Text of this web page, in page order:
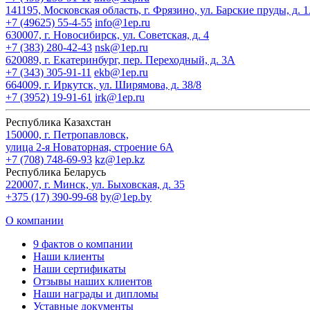
141195, Московская область, г. Фрязино, ул. Барские пруды, д.
+7 (49625) 55-4-55 info@1ep.ru
630007, г. Новосибирск, ул. Советская, д. 4
+7 (383) 280-42-43 nsk@1ep.ru
620089, г. Екатеринбург, пер. Переходный, д. 3А
+7 (343) 305-91-11 ekb@1ep.ru
664009, г. Иркутск, ул. Ширямова, д. 38/8
+7 (3952) 19-91-61 irk@1ep.ru
Республика Казахстан
150000, г. Петропавловск,
улица 2-я Новаторная, строение 6А
+7 (708) 748-69-93 kz@1ep.kz
Республика Беларусь
220007, г. Минск, ул. Быховская, д. 35
+375 (17) 390-99-68 by@1ep.by
О компании
9 фактов о компании
Наши клиенты
Наши сертификаты
Отзывы наших клиентов
Наши награды и дипломы
Уставные документы